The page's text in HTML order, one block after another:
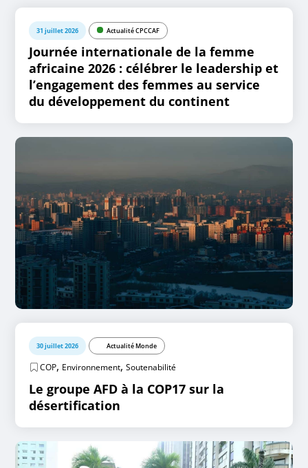
31 juillet 2026 Actualité CPCCAF
Journée internationale de la femme
africaine 2026 : célébrer le leadership et
l’engagement des femmes au service
du développement du continent
30 juillet 2026 Actualité Monde
COP, Environnement,Soutenabilité
Le groupe AFD à la COP17 sur la
désertification